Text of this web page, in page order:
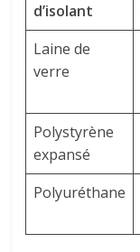
d’isolant
Laine de
verre
Polystyrène
expansé
Polyuréthane